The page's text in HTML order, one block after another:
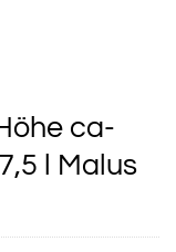
ca-
l Malus